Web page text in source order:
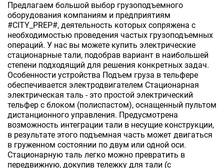
Предлагаем большой выбор грузоподъемного
оборудования компаниям и предприятиям
#CITY_PREP#, деятельность которых сопряжена с
необходимостью проведения частых грузоподъемных
операций. У нас вы можете купить электрические
стационарные тали, подобрав вариант в наибольшей
степени подходящий для решения конкретных задач.
Особенности устройства Подъем груза в тельфере
обеспечивается электродвигателем Стационарная
электрическая таль - это простой электрический
тельфер с блоком (полиспастом), оснащенный пультом
дистанционного управления. Предусмотрена
возможность интеграции тали в несущие конструкции,
в результате этого подъемная часть может двигаться
в груженном состоянии по двум или одной оси.
Стационарную таль легко можно превратить в
передвижную, докупив тележку для тали (с